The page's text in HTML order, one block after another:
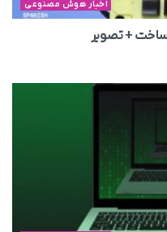
اخبار هوش مصنوعی
+ تصویر